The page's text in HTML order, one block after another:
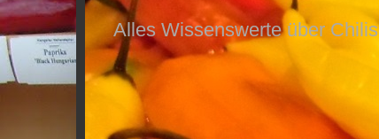
Alles Wissenswerte über